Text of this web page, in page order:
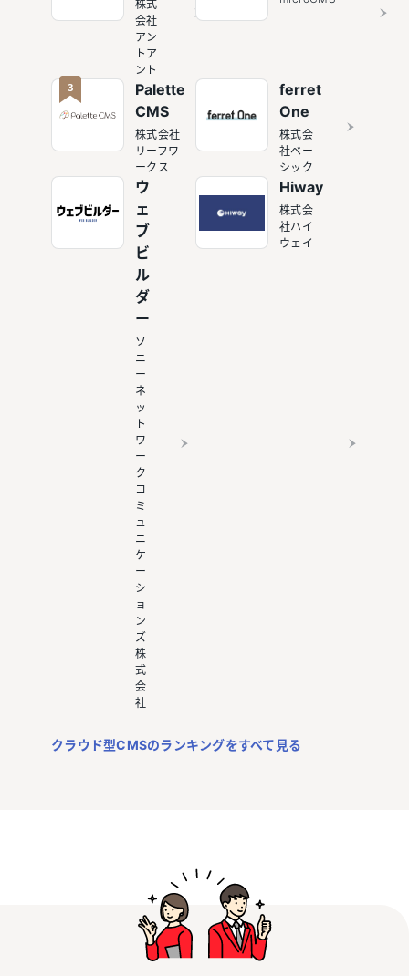
株式
会社
アン
トア
ント
3
Palette
CMS
株式会社
リーフワ
ークス
ferret
One
株式会
社ベー
シック
ウ
ェ
ブ
ビ
ル
ダ
ー
ソ
ニ
ー
ネ
ッ
ト
ワ
ー
ク
コ
ミ
ュ
ニ
ケ
ー
シ
ョ
ン
ズ
株
式
会
社
Hiway
株式会
社ハイ
ウェイ
クラウド型CMSのランキングをすべて見る